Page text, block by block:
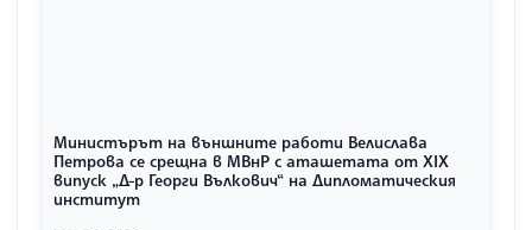
Министърът на външните работи Велислава
Петрова се срещна в МВнР с аташетата от XIX
випуск „Д-р Георги Вълкович“ на Дипломатическия
институт